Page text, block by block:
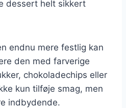
dessert helt sikkert
endnu mere festlig kan
den med farverige
chokoladechips eller
kun tilføje smag, men
indbydende.